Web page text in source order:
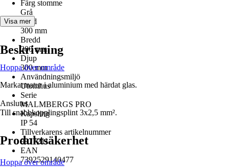
Färg stomme
Grå
Höjd
300 mm
Bredd
300 mm
Djup
300 mm
Användningsmiljö
Utomhus
Serie
MALMBERGS PRO
Kapsling
IP 54
Tillverkarens artikelnummer
9977211
EAN
7392529140477
Visa mer
Beskrivning
Hoppa över område
Markarmatur i aluminium med härdat glas.
Anslutes
Till snabbkopplingsplint 3x2,5 mm².
Produktsäkerhet
Hoppa över område